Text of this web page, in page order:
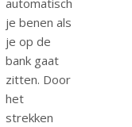
automatisch
je benen als
je op de
bank gaat
zitten. Door
het
strekken